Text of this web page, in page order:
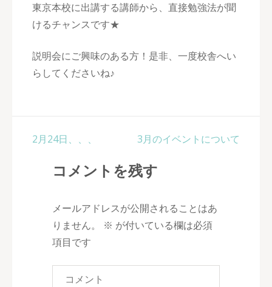
東京本校に出講する講師から、直接勉強法が聞
けるチャンスです★
説明会にご興味のある方！是非、一度校舎へい
らしてくださいね♪
投
2月24日、、、 3月のイベントについて
コメントを残す
メールアドレスが公開されることはあ
りません。
※ が付いている欄は必須
項目です